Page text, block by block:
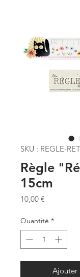
SKU : REGLE-
Règle
15cm
10,00 €Prix
Quantité *
Ajouter